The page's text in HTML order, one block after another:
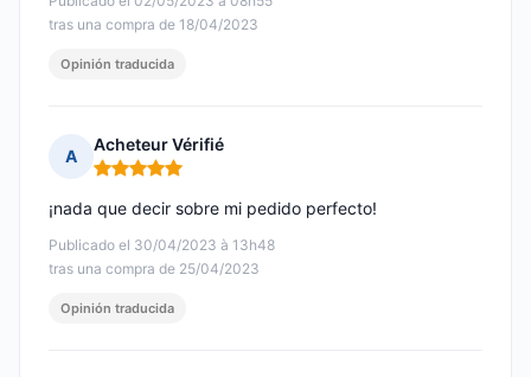
tras una compra de 18/04/2023
Opinión traducida
A
Acheteur Vérifié
Nota: 5 de 5
Publicado el 30/04/2023 à 13h48
tras una compra de 25/04/2023
¡nada que decir sobre mi pedido perfecto!
Opinión traducida